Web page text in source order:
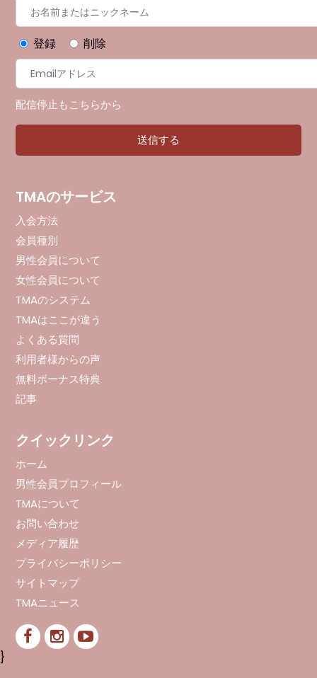
登録 削除
配信停止もこちらから
TMAのサービス
入会方法
会員種別
男性会員について
女性会員について
TMAのシステム
TMAはここが違う
よくある質問
利用者様からの声
無料ボーナス特典
記事
クイックリンク
ホーム
男性会員プロフィール
TMAについて
お問い合わせ
メディア履歴
プライバシーポリシー
サイトマップ
TMAニュース
}